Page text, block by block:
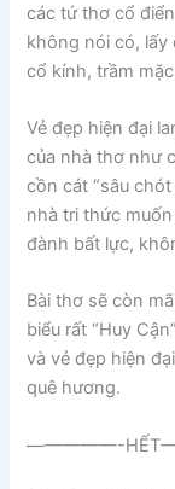
các tứ thơ cổ
không nói có,
cổ kính, trầm
Vẻ đẹp hiện đại
của nhà thơ như
cồn cát “sâu
nhà tri thức
đành bất lực,
Bài thơ sẽ còn
biểu rất “Huy
và vẻ đẹp hiện
quê hương.
—————-